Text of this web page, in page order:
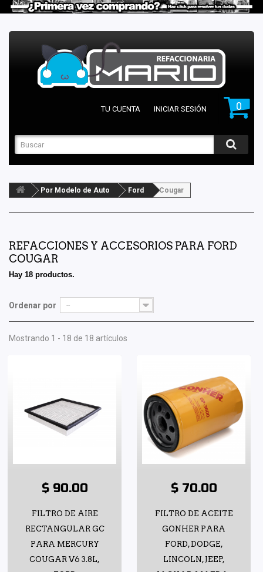
0
TU CUENTA INICIAR SESIÓN
Por Modelo de Auto Ford Cougar
REFACCIONES Y ACCESORIOS PARA FORD
COUGAR
Hay 18 productos.
Ordenar por --
Mostrando 1 - 18 de 18 artículos
$ 90.00
FILTRO DE AIRE
RECTANGULAR GC
PARA MERCURY
COUGAR V6 3.8L,
$ 70.00
FILTRO DE ACEITE
GONHER PARA
FORD, DODGE,
LINCOLN, JEEP,